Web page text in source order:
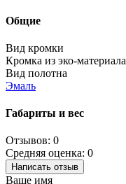
Общие
Вид кромки
Кромка из эко-материала
Вид полотна
Эмаль
Габариты и вес
Отзывов: 0
Средняя оценка: 0
Написать отзыв
Ваше имя